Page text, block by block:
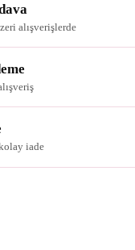
alışverişlerde
iade